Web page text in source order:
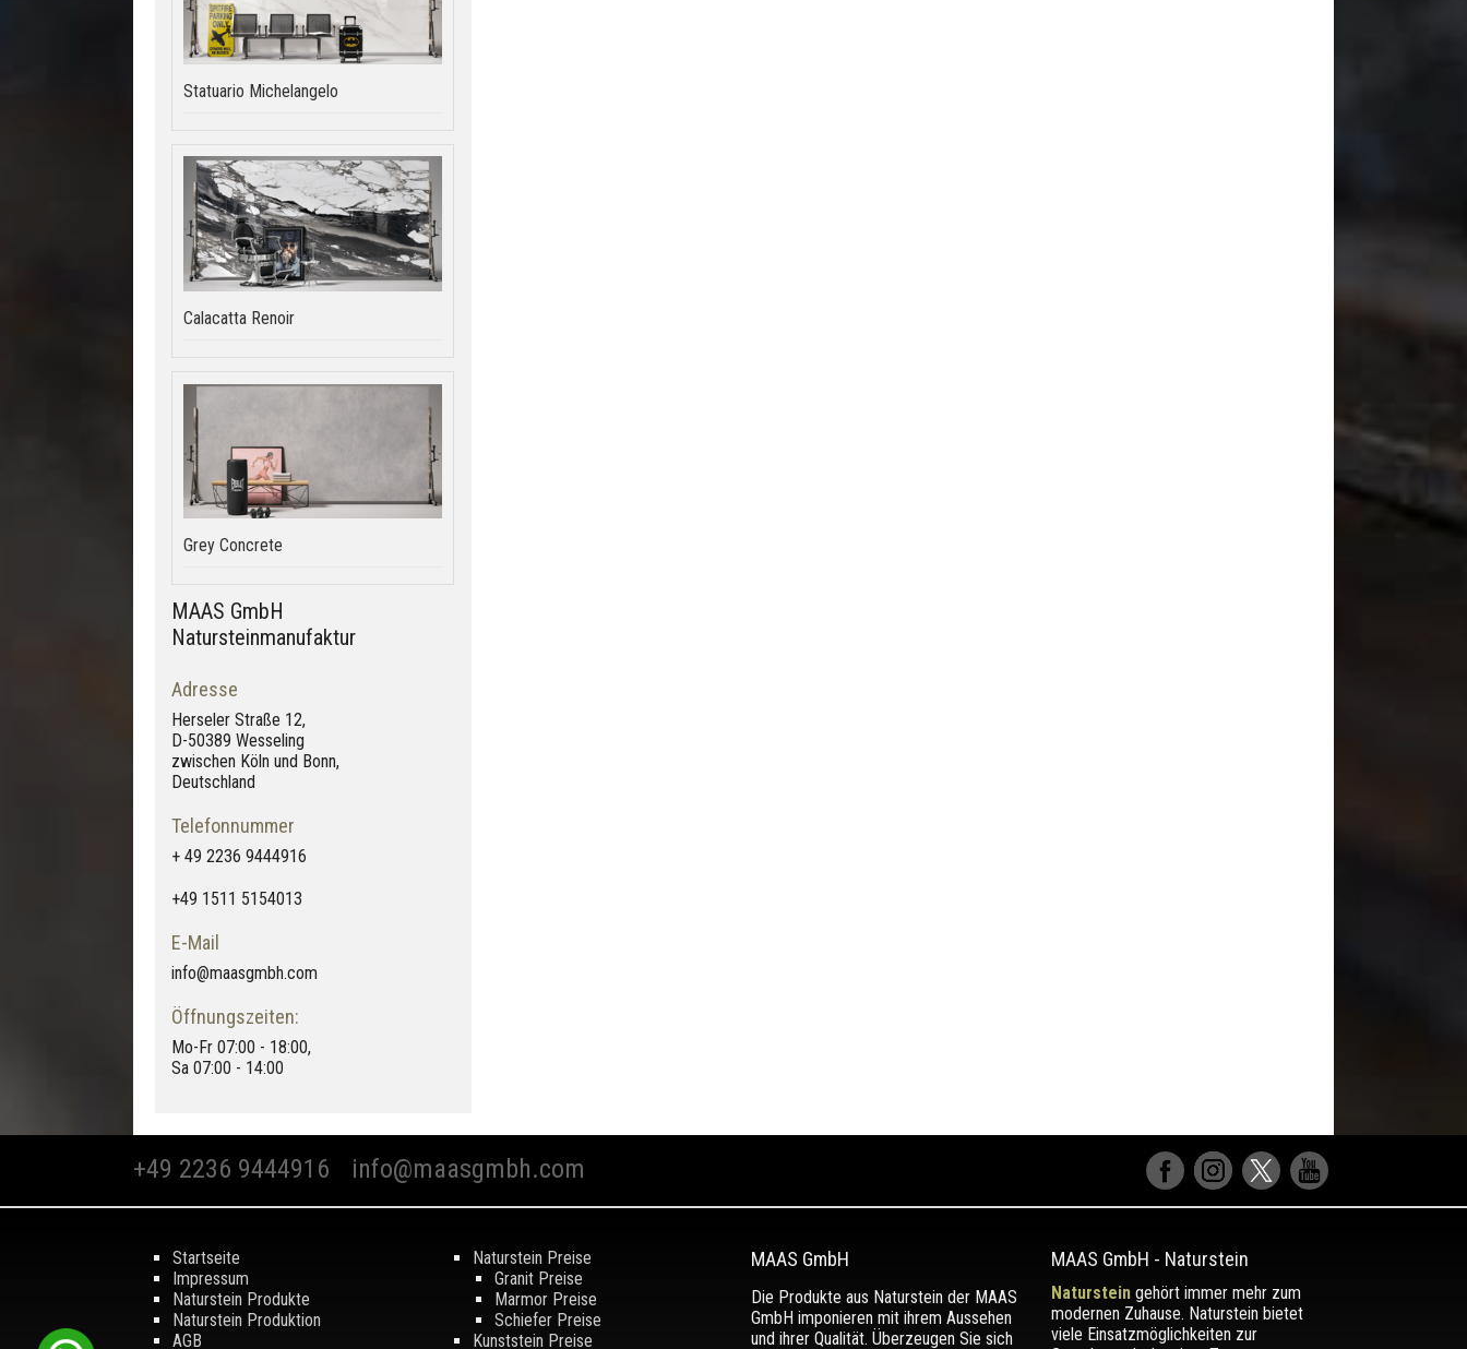
Statuario Michelangelo
Calacatta Renoir
Grey Concrete
MAAS GmbH
Natursteinmanufaktur
Adresse
Herseler Straße 12,
D-50389 Wesseling
zwischen Köln und Bonn,
Deutschland
Telefonnummer
+ 49 2236 9444916
+49 1511 5154013
E-Mail
info@maasgmbh.com
Öffnungszeiten:
Mo-Fr 07:00 - 18:00,
Sa 07:00 - 14:00
+49 2236 9444916 info@maasgmbh.com
Startseite
Impressum
Naturstein Produkte
Naturstein Produktion
AGB
Naturstein Preise
Granit Preise
Marmor Preise
Schiefer Preise
Kunststein Preise
MAAS GmbH
Die Produkte aus Naturstein der MAAS
GmbH imponieren mit ihrem Aussehen
und ihrer Qualität. Überzeugen Sie sich
MAAS GmbH - Naturstein
Natursteingehört immer mehr zum
modernen Zuhause. Naturstein bietet
viele Einsatzmöglichkeiten zur